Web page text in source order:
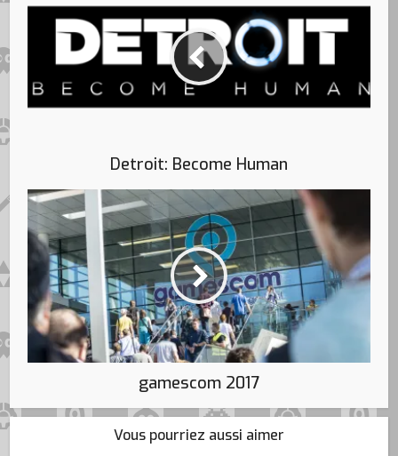
Detroit: Become Human
gamescom 2017
Vous pourriez aussi aimer